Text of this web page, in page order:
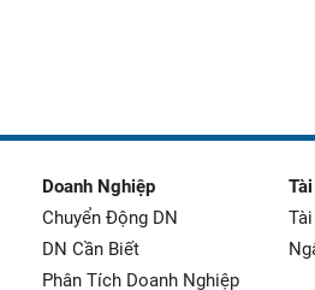
Doanh Nghiệp
Chuyển Động DN
DN Cần Biết
Phân Tích Doanh Nghiệp